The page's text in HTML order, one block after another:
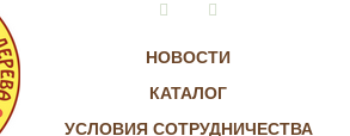
НОВОСТИ
КАТАЛОГ
УСЛОВИЯ СОТРУДНИЧЕСТВА
VkontakteInstagram